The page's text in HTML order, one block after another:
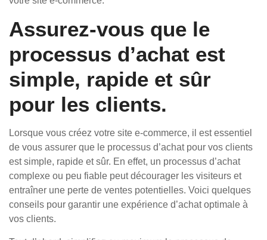
Assurez-vous que le
processus d’achat est
simple, rapide et sûr
pour les clients.
Lorsque vous créez votre site e-commerce, il est essentiel
de vous assurer que le processus d’achat pour vos clients
est simple, rapide et sûr. En effet, un processus d’achat
complexe ou peu fiable peut décourager les visiteurs et
entraîner une perte de ventes potentielles. Voici quelques
conseils pour garantir une expérience d’achat optimale à
vos clients.